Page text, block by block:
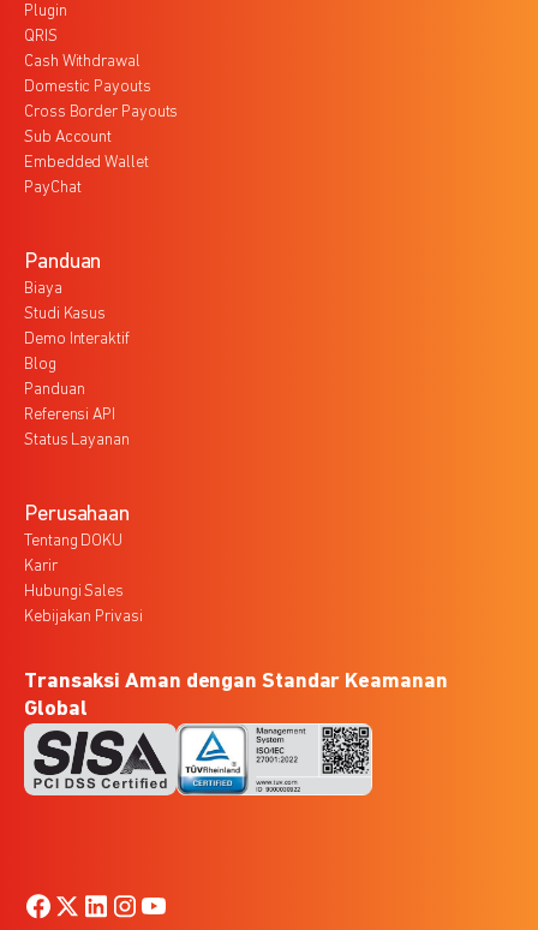
Plugin
QRIS
Cash Withdrawal
Domestic Payouts
Cross Border Payouts
Sub Account
Embedded Wallet
PayChat
Panduan
Biaya
Studi Kasus
Demo Interaktif
Blog
Panduan
Referensi API
Status Layanan
Perusahaan
Tentang DOKU
Karir
Hubungi Sales
Kebijakan Privasi
Transaksi Aman dengan Standar Keamanan
Global